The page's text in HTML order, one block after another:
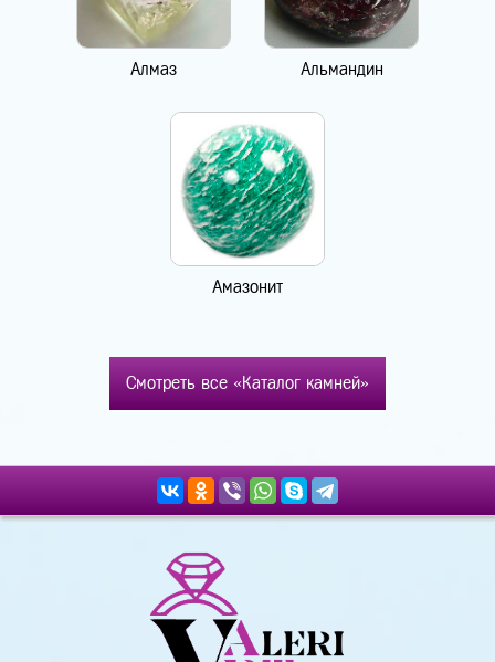
Алмаз Альмандин
Амазонит
Смотреть все «Каталог камней»